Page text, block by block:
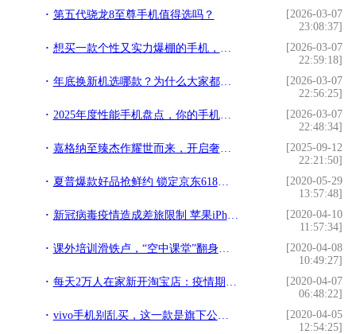
第五代骁龙8至尊手机值得选吗？
[2026-03-07
23:08:37]
想买一款个性又实力爆棚的手机，该怎么选？
[2026-03-07
22:59:18]
年底换新机选哪款？为什么大家都青睐骁龙8至尊版机型
[2026-03-07
22:56:25]
2025年度性能手机盘点，你的手机上榜了吗？
[2026-03-07
22:48:34]
嘉格纳至臻杰作耀世而来，开启奢居美学新纪元
[2025-09-12
22:21:50]
夏普爆款好品抢鲜约 锁定京东618开门红
[2020-05-29
13:57:48]
新冠病毒疫情造成差旅限制 苹果iPhone 12筹备工作已推迟
[2020-04-10
11:57:34]
课外培训滑铁卢，“空中课堂”翻身仗：聚焦在线教育的新活法
[2020-04-08
10:49:27]
每天2万人在家新开淘宝店：疫情期间阿里赋能“个人创业”
[2020-04-07
06:48:22]
vivo手机别乱买，这一款是旗下公认口碑最好的机型，性价比还高
[2020-04-05
12:54:25]